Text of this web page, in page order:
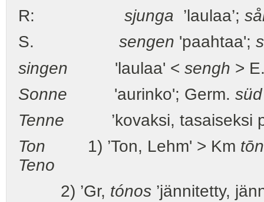
R: sjunga ’laulaa’;
S. sengen 'paahtaa';
singen 'laulaa' < sengh >
Sonne 'aurinko'; Germ. süd
Tenne ’kovaksi, tasaiseksi
Ton 1) ’Ton, Lehm' > Km
Teno
2) ’Gr, tónos ’jännitetty,